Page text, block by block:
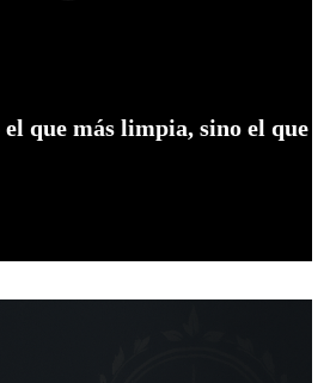
que más limpia, sino el que